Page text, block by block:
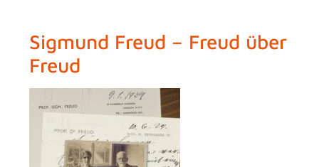
Sigmund Freud – Freud über
Freud